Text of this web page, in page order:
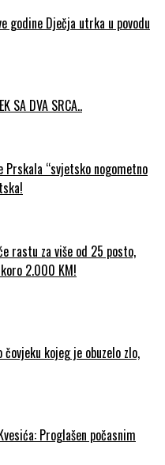
godine Dječja utrka u povodu
SA DVA SRCA..
Prskala “svjetsko nogometno
rastu za više od 25 posto,
2.000 KM!
čovjeku kojeg je obuzelo zlo,
Proglašen počasnim